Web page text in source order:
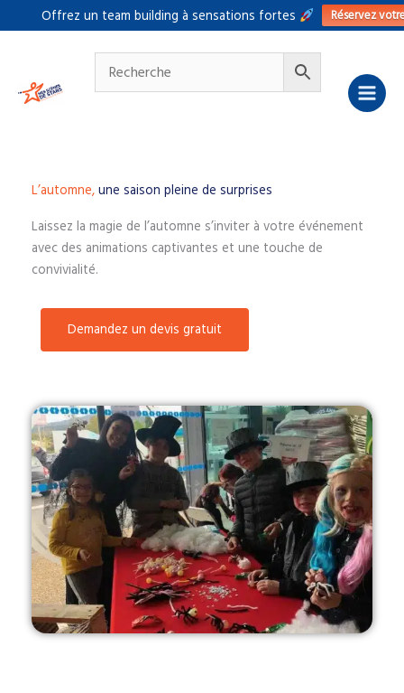
Offrez un team building à sensations fortes Réservez
au
L’automne, une saison pleine de surprises
Laissez la magie de l’automne s’inviter à votre événement
avec des animations captivantes et une touche de
convivialité.
Demandez un devis gratuit